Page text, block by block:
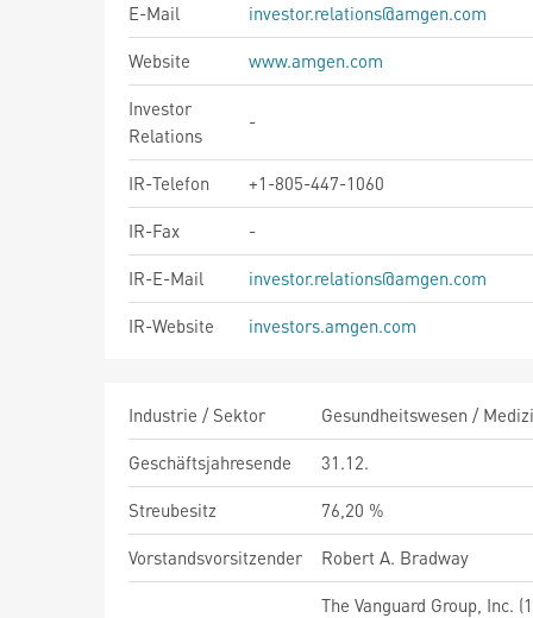
E-Mail
investor.relations@amgen.com
Website
www.amgen.com
Investor
Relations
-
IR-Telefon
+1-805-447-1060
IR-Fax
-
IR-E-Mail
investor.relations@amgen.com
IR-Website
investors.amgen.com
Industrie / Sektor
Gesundheitswesen /
Geschäftsjahresende
31.12.
Streubesitz
76,20 %
Vorstandsvorsitzender
Robert A. Bradway
The Vanguard Group, Inc.